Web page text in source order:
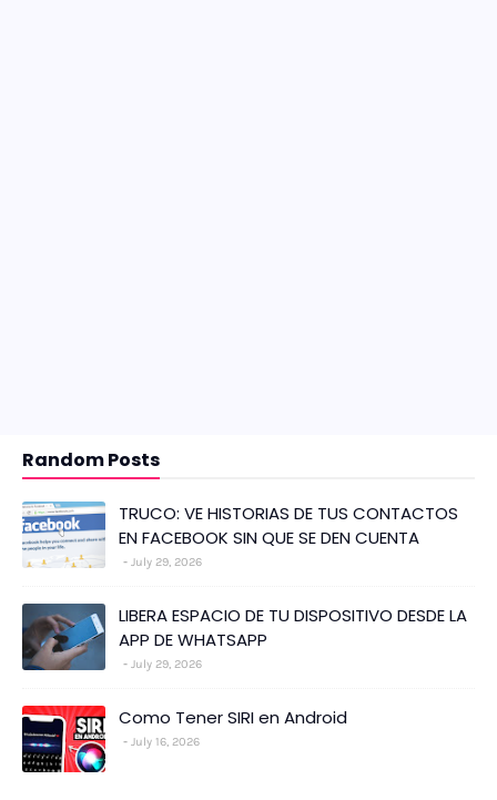
Random Posts
TRUCO: VE HISTORIAS DE TUS CONTACTOS
EN FACEBOOK SIN QUE SE DEN CUENTA
July 29, 2026
LIBERA ESPACIO DE TU DISPOSITIVO DESDE LA
APP DE WHATSAPP
July 29, 2026
Como Tener SIRI en Android
July 16, 2026